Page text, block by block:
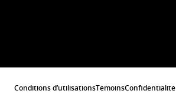
Conditions d’utilisationsTémoinsConfidentialité